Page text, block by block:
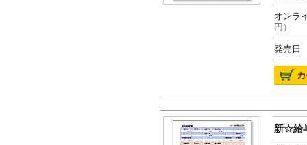
オン
円）
発売日
新☆給